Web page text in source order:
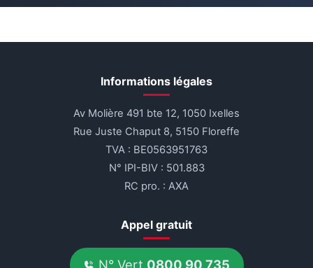
Informations légales
Av Molière 491 bte 12, 1050 Ixelles
Rue Juste Chaput 8, 5150 Floreffe
TVA : BE0563951763
N° IPI-BIV : 501.883
RC pro. : AXA
Appel gratuit
N° Vert 0800 90 735